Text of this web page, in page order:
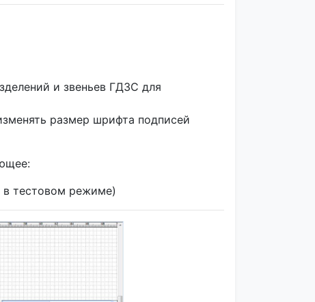
и звеньев ГДЗС для
размер шрифта подписей
в тестовом режиме)